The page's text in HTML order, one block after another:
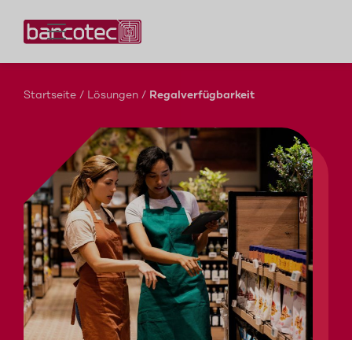
Startseite / Lösungen / Regalverfügbarkeit
Kontaktieren Sie uns!